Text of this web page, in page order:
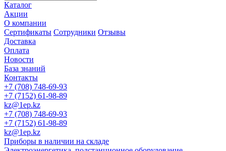
Каталог
Акции
О компании
Сертификаты Сотрудники Отзывы
Доставка
Оплата
Новости
База знаний
Контакты
+7 (708) 748-69-93
+7 (7152) 61-98-89
kz@1ep.kz
+7 (708) 748-69-93
+7 (7152) 61-98-89
kz@1ep.kz
Приборы в наличии на складе